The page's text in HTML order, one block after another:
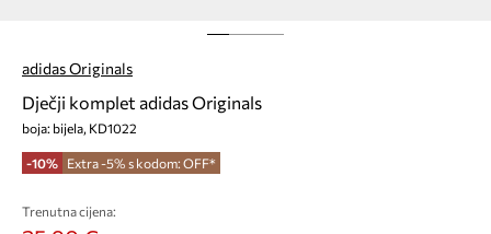
adidas Originals
Dječji komplet adidas Originals
boja: bijela, KD1022
-10% Extra -5% s kodom: OFF*
Trenutna cijena: